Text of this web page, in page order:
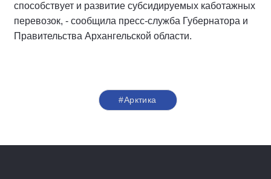
способствует и развитие субсидируемых каботажных
перевозок, - сообщила пресс-служба Губернатора и
Правительства Архангельской области.
#Арктика